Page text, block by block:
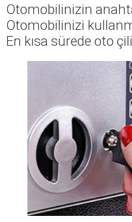
Otomobilinizin
Otomobilinizi
En kısa sürede oto